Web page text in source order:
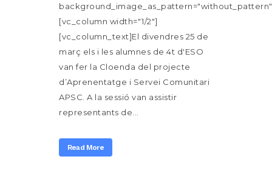
[vc_column width="1/2"]
[vc_column_text]El divendres 25 de
març els i les alumnes de 4t d'ESO
van fer la Cloenda del projecte
d’Aprenentatge i Servei Comunitari
APSC. A la sessió van assistir
representants de...
Read More